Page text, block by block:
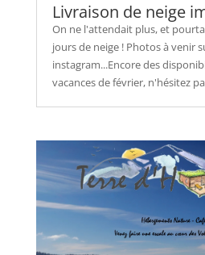
Livraison de neige
On ne l'attendait plus, et
jours de neige ! Photos à venir
instagram...Encore des
vacances de février, n'hésitez